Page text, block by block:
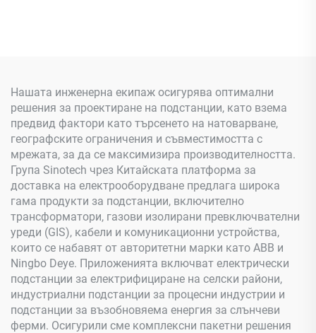
Нашата инженерна екипаж осигурява оптимални
решения за проектиране на подстанции, като взема
предвид фактори като търсенето на натоварване,
географските ограничения и съвместимостта с
мрежата, за да се максимизира производителността.
Група Sinotech чрез Китайската платформа за
доставка на електрооборудване предлага широка
гама продукти за подстанции, включително
трансформатори, газови изолирани превключвателни
уреди (GIS), кабели и комуникационни устройства,
които се набавят от авторитетни марки като ABB и
Ningbo Deye. Приложенията включват електрически
подстанции за електрифициране на селски райони,
индустриални подстанции за процесни индустрии и
подстанции за възобновяема енергия за слънчеви
ферми. Осигурили сме комплексни пакетни решения